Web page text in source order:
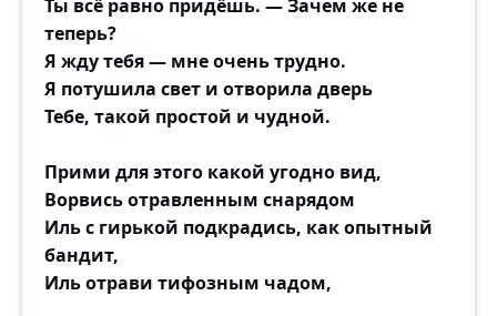
Ты всё равно придёшь. — Зачем же не
теперь?
Я жду тебя — мне очень трудно.
Я потушила свет и отворила дверь
Тебе, такой простой и чудной.
Прими для этого какой угодно вид,
Ворвись отравленным снарядом
Иль с гирькой подкрадись, как опытный
бандит,
Иль отрави тифозным чадом,